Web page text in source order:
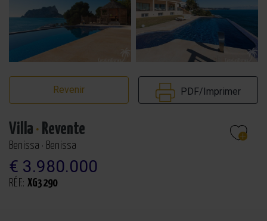
Revenir PDF/Imprimer
Villa · Revente
Benissa · Benissa
€ 3.980.000
RÉF.: XG3290